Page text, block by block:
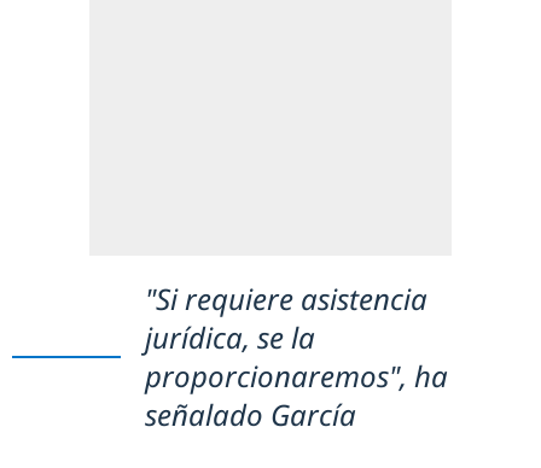
"Si requiere asistencia
jurídica, se la
proporcionaremos", ha
señalado García